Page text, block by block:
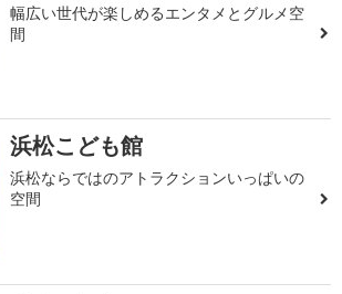
幅広い世代が楽しめるエンタメとグルメ空
間
浜松こども館
浜松ならではのアトラクションいっぱいの
空間